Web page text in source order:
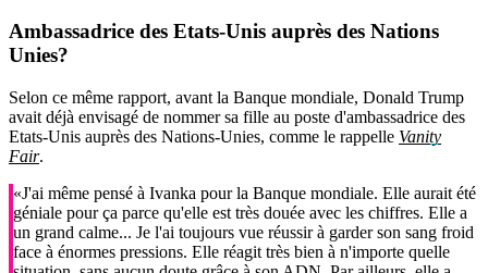
Ambassadrice des Etats-Unis auprès des Nations
Unies?
Selon ce même rapport, avant la Banque mondiale, Donald Trump
avait déjà envisagé de nommer sa fille au poste d'ambassadrice des
Etats-Unis auprès des Nations-Unies, comme le rappelle Vanity
Fair.
«J'ai même pensé à Ivanka pour la Banque mondiale. Elle aurait été
géniale pour ça parce qu'elle est très douée avec les chiffres. Elle a
un grand calme... Je l'ai toujours vue réussir à garder son sang froid
face à énormes pressions. Elle réagit très bien à n'importe quelle